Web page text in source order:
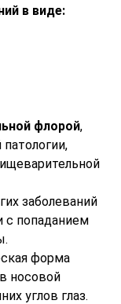
в виде:
флорой,
заболеваний
с попаданием
форма
носовой
углов глаз.